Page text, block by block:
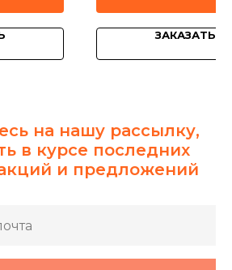
ЗАКАЗАТЬ
на нашу рассылку,
в курсе последних
и предложений